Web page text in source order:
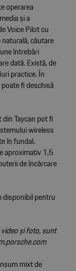
operarea
și a
Voice Pilot cu
căutare
întrebări
dată. Există, de
practice. În
fi deschisă
Taycan pot fi
wireless
în fundal.
aproximativ 1,5
de încărcare
disponibil pentru
și foto, sunt
mixt de